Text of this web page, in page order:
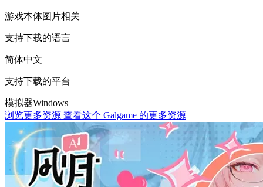
游戏本体图片相关
支持下载的语言
简体中文
支持下载的平台
模拟器Windows
浏览更多资源 查看这个 Galgame 的更多资源